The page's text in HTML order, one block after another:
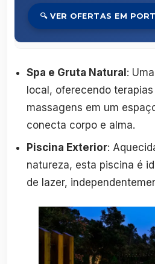
🔍 VER OFERTAS EM
Spa e Gruta Natural:
local, oferecendo
massagens em um
conecta corpo e alma.
Piscina Exterior:
natureza, esta piscina é
de lazer,